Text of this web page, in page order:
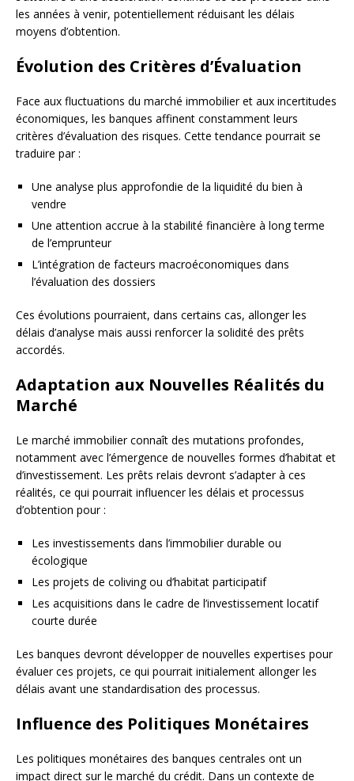
les années à venir, potentiellement réduisant les délais
moyens d’obtention.
Évolution des Critères d’Évaluation
Face aux fluctuations du marché immobilier et aux incertitudes
économiques, les banques affinent constamment leurs
critères d’évaluation des risques. Cette tendance pourrait se
traduire par :
Une analyse plus approfondie de la liquidité du bien à
vendre
Une attention accrue à la stabilité financière à long terme
de l’emprunteur
L’intégration de facteurs macroéconomiques dans
l’évaluation des dossiers
Ces évolutions pourraient, dans certains cas, allonger les
délais d’analyse mais aussi renforcer la solidité des prêts
accordés.
Adaptation aux Nouvelles Réalités du
Marché
Le marché immobilier connaît des mutations profondes,
notamment avec l’émergence de nouvelles formes d’habitat et
d’investissement. Les prêts relais devront s’adapter à ces
réalités, ce qui pourrait influencer les délais et processus
d’obtention pour :
Les investissements dans l’immobilier durable ou
écologique
Les projets de coliving ou d’habitat participatif
Les acquisitions dans le cadre de l’investissement locatif
courte durée
Les banques devront développer de nouvelles expertises pour
évaluer ces projets, ce qui pourrait initialement allonger les
délais avant une standardisation des processus.
Influence des Politiques Monétaires
Les politiques monétaires des banques centrales ont un
impact direct sur le marché du crédit. Dans un contexte de